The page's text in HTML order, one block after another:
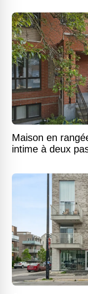
Maison en
intime à deux